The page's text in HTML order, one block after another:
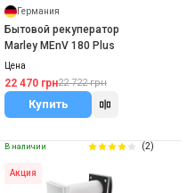
Германия
Бытовой рекуператор
Marley MEnV 180 Plus
Цена
22 470 грн22 722 грн
Купить
В наличии (2)
Акция